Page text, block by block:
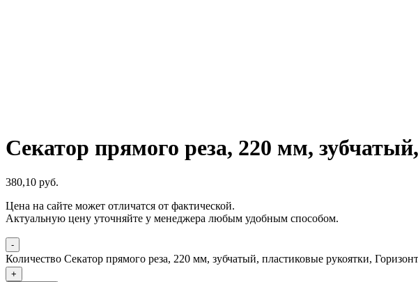
Секатор прямого реза, 220 мм,
380,10 руб.
Цена на сайте может отличатся от фактической.
Актуальную цену уточняйте у менеджера любым удобным способом.
-
Количество Секатор прямого реза, 220 мм, зубчатый, пластиковые рукоятки,
+